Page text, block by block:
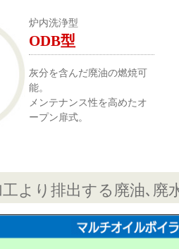
炉内洗浄型
ODB型
灰分を含んだ廃油の燃焼可
能。
メンテナンス性を高めたオ
ープン扉式。
より排出する廃油､廃